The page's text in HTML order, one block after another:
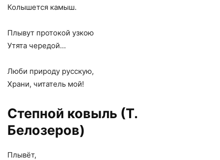
Колышется камыш.
Плывут протокой узкою
Утята чередой…
Люби природу русскую,
Храни, читатель мой!
Степной ковыль (Т.
Белозеров)
Плывёт,